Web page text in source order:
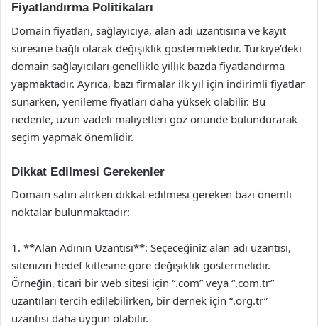
Fiyatlandırma Politikaları
Domain fiyatları, sağlayıcıya, alan adı uzantısına ve kayıt
süresine bağlı olarak değişiklik göstermektedir. Türkiye’deki
domain sağlayıcıları genellikle yıllık bazda fiyatlandırma
yapmaktadır. Ayrıca, bazı firmalar ilk yıl için indirimli fiyatlar
sunarken, yenileme fiyatları daha yüksek olabilir. Bu
nedenle, uzun vadeli maliyetleri göz önünde bulundurarak
seçim yapmak önemlidir.
Dikkat Edilmesi Gerekenler
Domain satın alırken dikkat edilmesi gereken bazı önemli
noktalar bulunmaktadır:
1. **Alan Adının Uzantısı**: Seçeceğiniz alan adı uzantısı,
sitenizin hedef kitlesine göre değişiklik göstermelidir.
Örneğin, ticari bir web sitesi için “.com” veya “.com.tr”
uzantıları tercih edilebilirken, bir dernek için “.org.tr”
uzantısı daha uygun olabilir.